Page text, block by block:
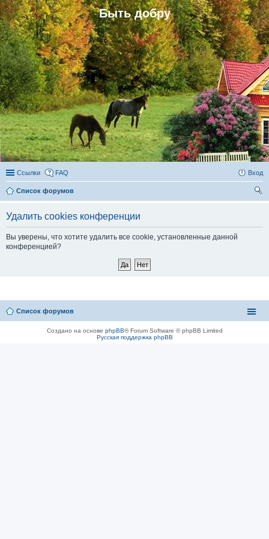
Быть добру
Ссылки FAQ Вход
Список форумов
Удалить cookies конференции
Вы уверены, что хотите удалить все cookie, установленные данной
конференцией?
Список форумов
Создано на основе phpBB® Forum Software © phpBB Limited
Русская поддержка phpBB